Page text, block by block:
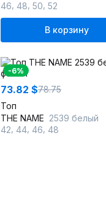
46 48 50 52
В корзину
-6%
73.82 $78.75
Топ
THE NAME 2539 белый
42 44 46 48